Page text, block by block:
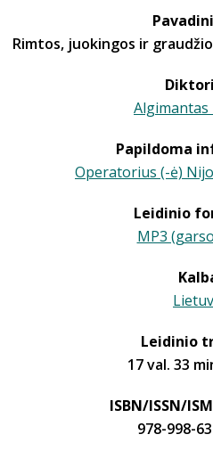
Rimtos, juokingos ir
Algimantas
Papildoma
Operatorius (-ė)
Leidinio
MP3
Leidinio
17 val. 33
ISBN/ISSN/
978-998-